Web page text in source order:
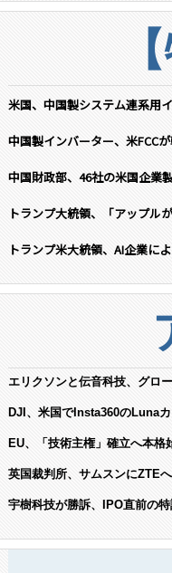
米国、中国製システム連系用
中国製インバーター、米FCC
中国財政部、46社の米国企業
トランプ大統領、「アップル
トランプ米大統領、AI企業に
エリクソンと伝音科技、グロ
DJI、米国でInsta360のLuna
EU、「技術主権」確立へ本
英国裁判所、サムスンにZTE
宇樹科技が勝訴、IPO直前の